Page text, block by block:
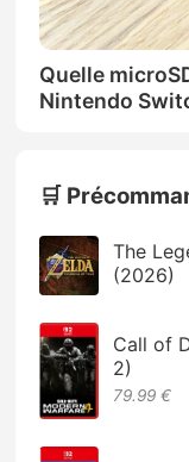
Quelle
Nintendo
🛒
The
(2026)
Call of
2)
79.99 €